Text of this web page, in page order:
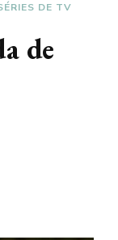
DE TV
de